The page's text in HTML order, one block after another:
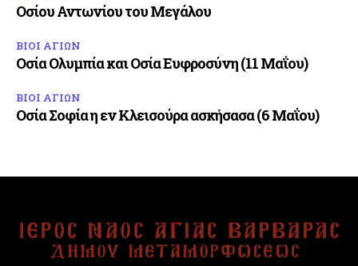
Οσίου Αντωνίου του Μεγάλου
ΒΙΟΙ ΑΓΙΩΝ
Οσία Ολυμπία και Οσία Ευφροσύνη (11 Μαΐου)
ΒΙΟΙ ΑΓΙΩΝ
Οσία Σοφία η εν Κλεισούρα ασκήσασα (6 Μαΐου)